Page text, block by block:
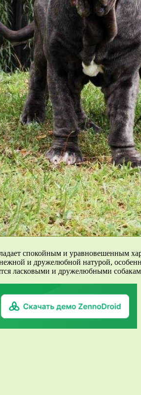
спокойным и уравновешенным
и дружелюбной натурой,
ласковыми и дружелюбными